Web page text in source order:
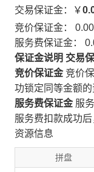
交易保证金：￥
竞价保证金： 0.00
服务费保证金：
保证金说明 交易
竞价保证金 竞价
功锁定同等金额
服务费保证金 服
服务费扣款成功后
资源信息
拼盘